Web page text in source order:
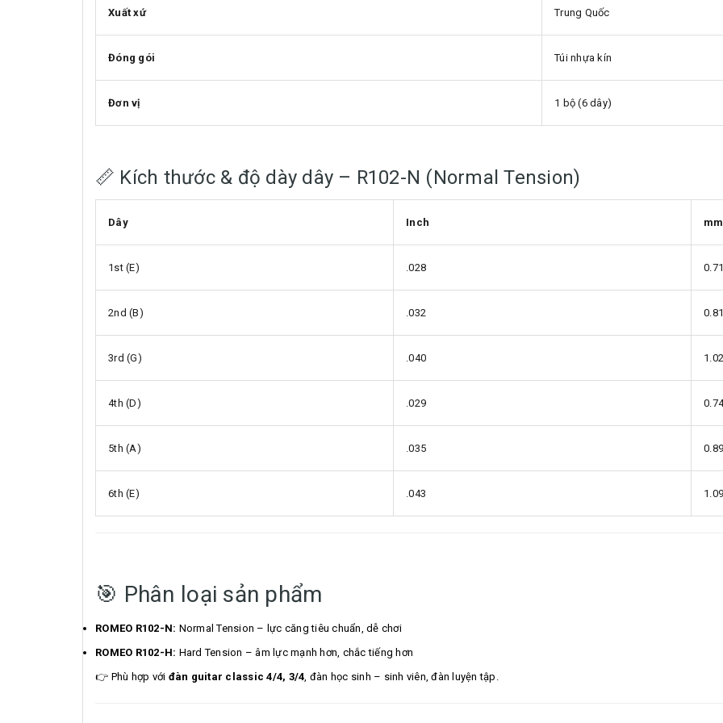
Xuất xứ Trung Quốc
Đóng gói Túi nhựa kín
Đơn vị 1 bộ (6 dây)
📏 Kích thước & độ dày dây – R102-N (Normal Tension)
Dây Inch mm
1st (E) .028 0.71
2nd (B) .032 0.81
3rd (G) .040 1.02
4th (D) .029 0.74
5th (A) .035 0.89
6th (E) .043 1.09
🎯 Phân loại sản phẩm
ROMEO R102-N: Normal Tension – lực căng tiêu chuẩn, dễ chơi
ROMEO R102-H: Hard Tension – âm lực mạnh hơn, chắc tiếng hơn
👉 Phù hợp với đàn guitar classic 4/4, 3/4, đàn học sinh – sinh viên, đàn luyện tập.